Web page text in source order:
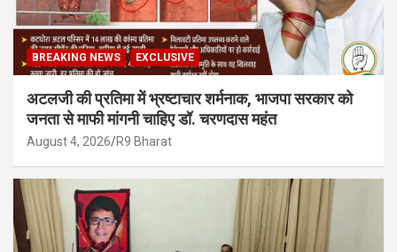
BREAKING NEWS EXCLUSIVE
अटलजी की प्रतिमा में भ्रष्टाचार शर्मनाक, भाजपा सरकार को
जनता से माफी मांगनी चाहिए डॉ. चरणदास महंत
August 4, 2026 R9 Bharat